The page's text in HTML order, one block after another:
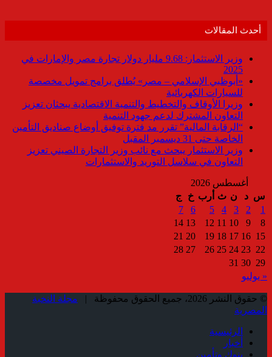
أحدث المقالات
وزير الاستثمار: 9.68 مليار دولار تجارة مصر والإمارات في
2025
«أبوظبي الإسلامي – مصر» يُطلق برامج تمويل مخصصة
للسيارات الكهربائية
وزيرا الأوقاف والتخطيط والتنمية الاقتصادية يبحثان تعزيز
التعاون المشترك لدعم جهود التنمية
“الرقابة المالية” تقرر مد فترة توفيق أوضاع صناديق التأمين
الخاصة حتى 31 ديسمبر المقبل
وزير الاستثمار يبحث مع نائب وزير التجارة الصيني تعزيز
التعاون في سلاسل التوريد والاستثمارات
أغسطس 2026
س د ن ث أرب خ
ج
1
2
3
4
5
6
7
8
9
10
11
12
13
14
15
16
17
18
19
20
21
22
23
24
25
26
27
28
29
30
31
« يوليو
© حقوق النشر 2026، جميع الحقوق محفوظة |
مجلة النخبة
المصرية
الرئيسية
أخبار
بنوك وتأمين